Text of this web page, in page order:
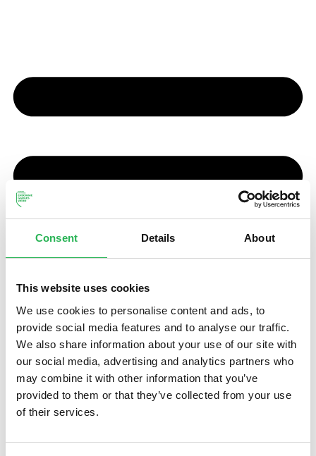
Consent Details About
This website uses cookies
We use cookies to personalise content and ads, to
provide social media features and to analyse our traffic.
We also share information about your use of our site with
our social media, advertising and analytics partners who
may combine it with other information that you’ve
provided to them or that they’ve collected from your use
of their services.